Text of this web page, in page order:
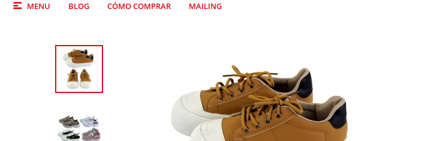
MENU BLOG CÓMO COMPRAR MAILING